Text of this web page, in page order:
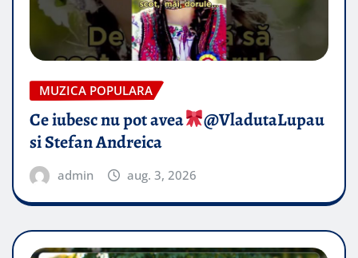
MUZICA POPULARA
Ce iubesc nu pot avea
​@VladutaLupau
si Stefan Andreica
admin aug. 3, 2026